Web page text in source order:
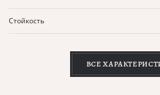
Стойкость
ВСЕ